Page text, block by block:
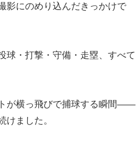
影にのめり込んだきっかけで
球・打撃・守備・走塁、すべて
が横っ飛びで捕球する瞬間——
ました。